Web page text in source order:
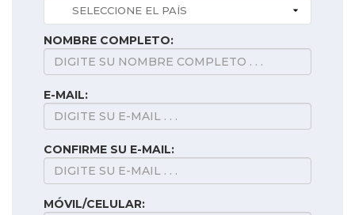
NOMBRE COMPLETO:
E-MAIL:
CONFIRME SU E-MAIL:
MÓVIL/CELULAR: